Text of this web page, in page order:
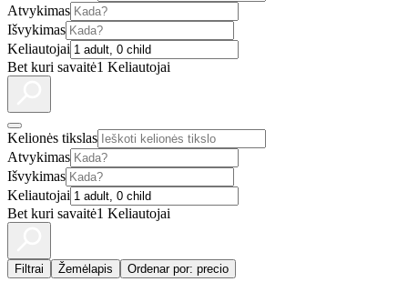
Atvykimas
Išvykimas
Keliautojai
Bet kuri savaitė1 Keliautojai
Kelionės tikslas
Atvykimas
Išvykimas
Keliautojai
Bet kuri savaitė1 Keliautojai
Filtrai Žemėlapis Ordenar por: precio